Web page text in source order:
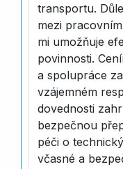
transportu.
mezi
mi umožňuje
povinnosti.
a spolupráce
vzájemném
dovednosti
bezpečnou
péči o
včasné a